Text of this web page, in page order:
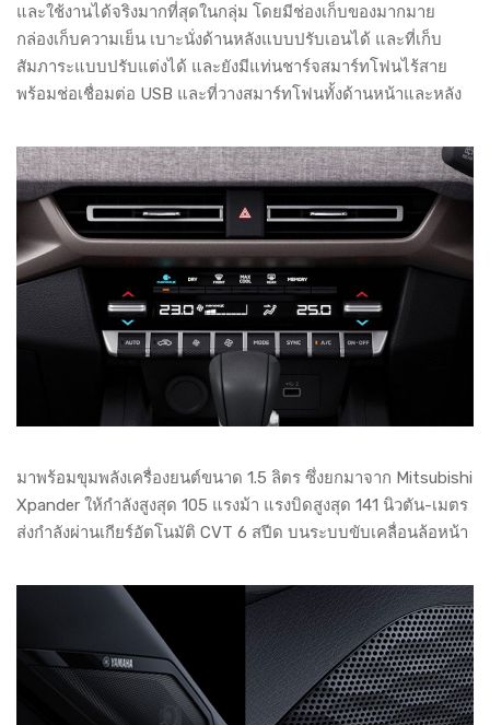
และใช้งานได้จริงมากที่สุดในกลุ่ม โดยมีช่องเก็บของมากมาย
กล่องเก็บความเย็น เบาะนั่งด้านหลังแบบปรับเอนได้ และที่เก็บ
สัมภาระแบบปรับแต่งได้ และยังมีแท่นชาร์จสมาร์ทโฟนไร้สาย
พร้อมช่อเชื่อมต่อ USB และที่วางสมาร์ทโฟนทั้งด้านหน้าและหลัง
มาพร้อมขุมพลังเครื่องยนต์ขนาด 1.5 ลิตร ซึ่งยกมาจาก Mitsubishi
Xpander ให้กำลังสูงสุด 105 แรงม้า แรงบิดสูงสุด 141 นิวตัน-เมตร
ส่งกำลังผ่านเกียร์อัตโนมัติ CVT 6 สปีด บนระบบขับเคลื่อนล้อหน้า